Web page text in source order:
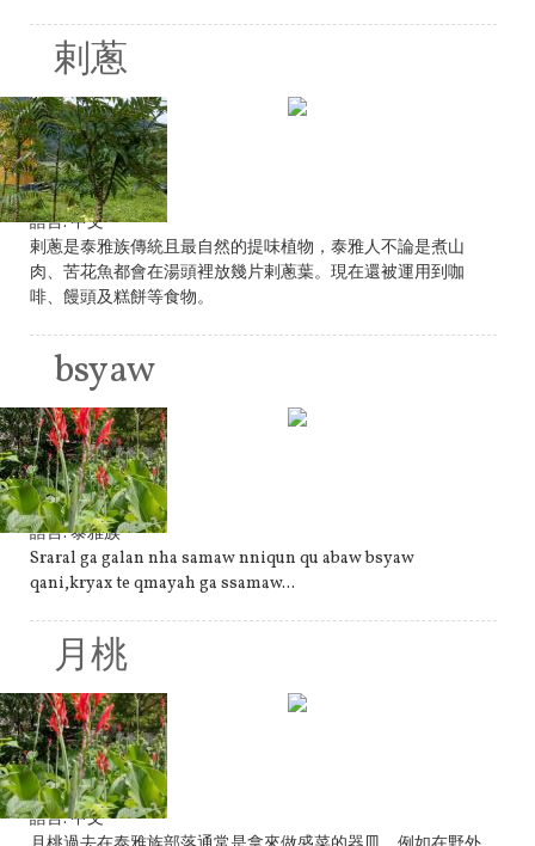
剌蔥
語言:中文
剌蔥是泰雅族傳統且最自然的提味植物，泰雅人不論是煮山
肉、苦花魚都會在湯頭裡放幾片剌蔥葉。現在還被運用到咖
啡、饅頭及糕餅等食物。
bsyaw
語言:泰雅族
Sraral ga galan nha samaw nniqun qu abaw bsyaw
qani,kryax te qmayah ga ssamaw...
月桃
語言:中文